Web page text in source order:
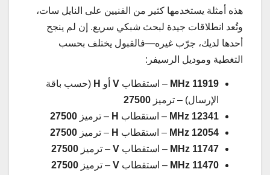
هذه أمثلة يستخدمها كثير من الفنيين على النايل سات،
وتُعد انطلاقات جيدة لبحث شبكي سريع. إن لم ينجح
أحدها لديك، جرّب غيره—فالقبول يختلف بحسب
التغطية وموديل الرسيفر:
11919 MHz – استقطاب V أو H (حسب باقة
الإرسال) – ترميز 27500
12341 MHz
– استقطاب H – ترميز 27500
12054 MHz
– استقطاب H – ترميز 27500
11747 MHz
– استقطاب V – ترميز 27500
11470 MHz
– استقطاب V – ترميز 27500